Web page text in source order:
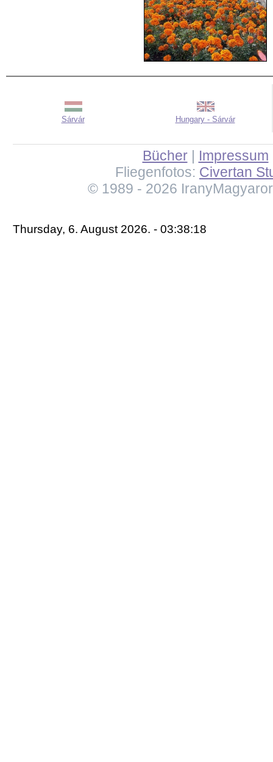
Sárvár Hungary - Sárvár
Bücher| Impressum
Fliegenfotos: Civertan
© 1989 - 2026
Thursday, 6. August 2026. - 03:38:18